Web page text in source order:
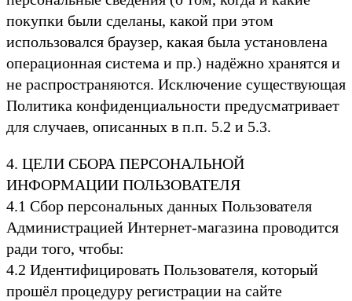
покупки были сделаны, какой при этом
использовался браузер, какая была установлена
операционная система и пр.) надёжно хранятся и
не распространяются. Исключение существующая
Политика конфиденциальности предусматривает
для случаев, описанных в п.п. 5.2 и 5.3.
4. ЦЕЛИ СБОРА ПЕРСОНАЛЬНОЙ
ИНФОРМАЦИИ ПОЛЬЗОВАТЕЛЯ
4.1 Сбор персональных данных Пользователя
Администрацией Интернет-магазина проводится
ради того, чтобы:
4.2 Идентифицировать Пользователя, который
прошёл процедуру регистрации на сайте